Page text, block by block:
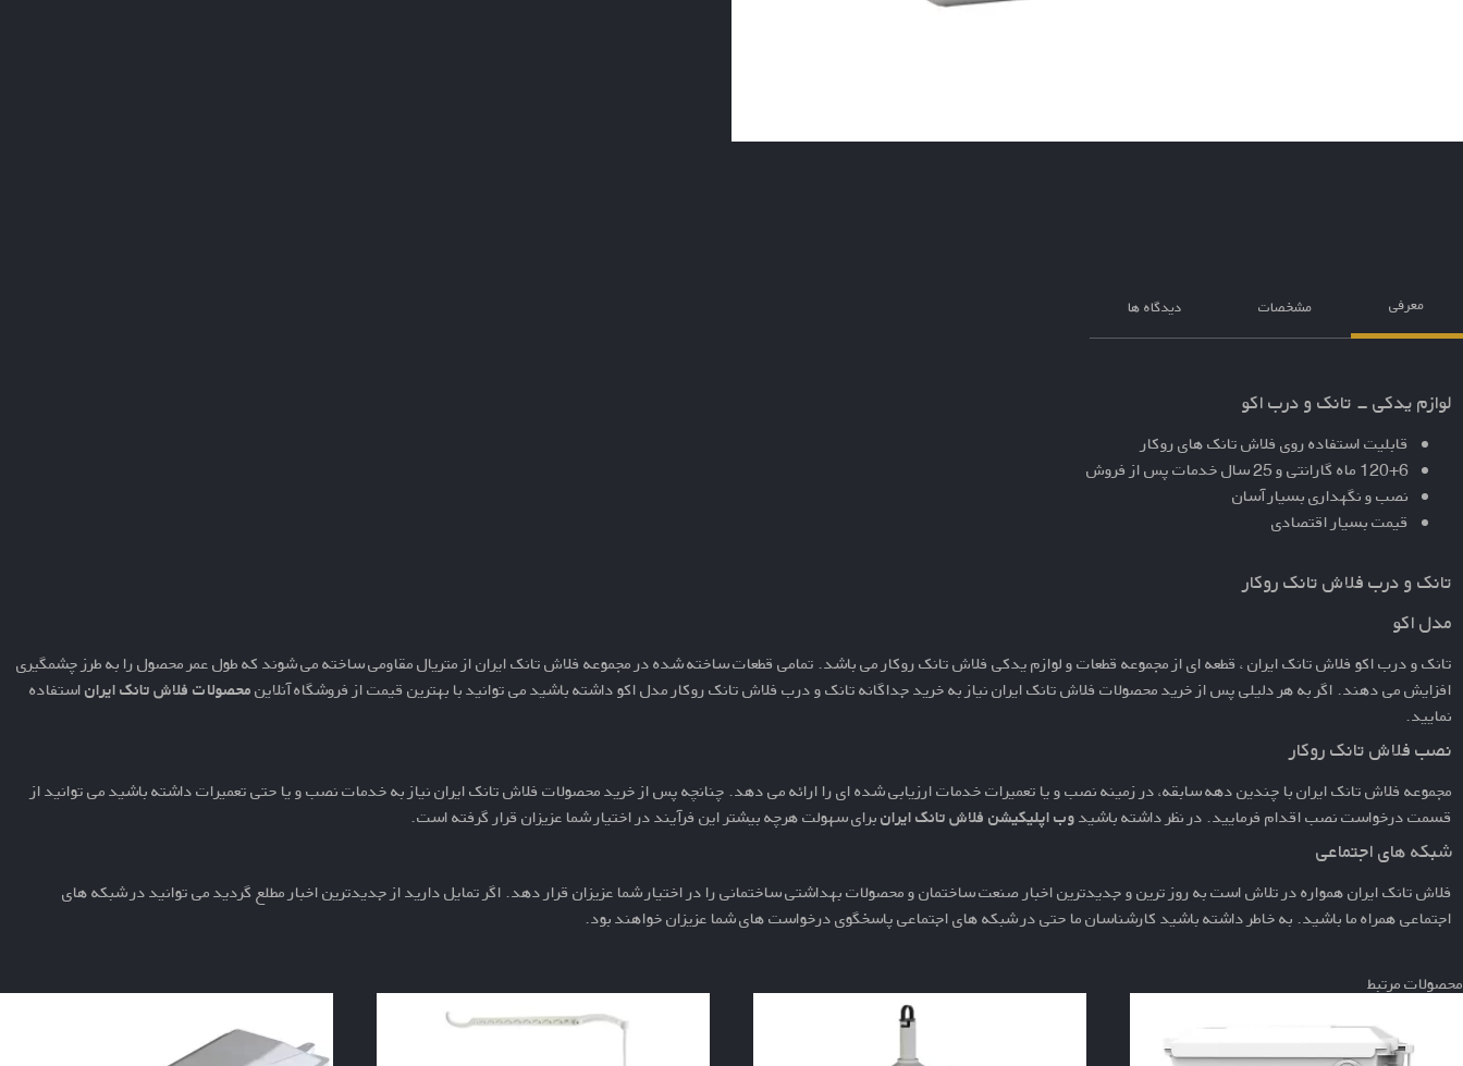
معرفی مشخصات دیدگاه ها
لوازم یدکی - تانک و درب اکو
قابلیت استفاده روی فلاش تانک های روکار
120+6 ماه گارانتی و 25 سال خدمات پس از فروش
نصب و نگهداری بسیار آسان
قیمت بسیار اقتصادی
تانک و درب فلاش تانک روکار
مدل اکو
تانک و درب اکو فلاش تانک ایران ، قطعه ای از مجموعه قطعات ولوازم یدکی فلاش تانک روکار می باشد. تمامی قطعات ساخته شده در مجموعه فلاش تانک ایران از متریال مقاومی ساخته می شوند که طول عمر محصول را به طرز چشمگیری
افزایش می دهند. اگر به هر دلیلی پس از خرید محصولات فلاش تانک ایران نیاز به خرید جداگانهتانک و درب فلاش تانک روکار مدل اکو داشته باشید می توانید با بهترین قیمت از فروشگاه آنلاینمحصولات فلاش تانک ایراناستفاده
نمایید.
نصب فلاش تانک روکار
مجموعه فلاش تانک ایران با چندین دهه سابقه، در زمینه نصب و یا تعمیرات خدمات ارزیابی شده ای را ارائه می دهد. چنانچه پس از خرید محصولات فلاش تانک ایران نیاز به خدمات نصب و یا حتی تعمیرات داشته باشید می توانید از
قسمتدرخواست نصباقدام فرمایید. در نظر داشته باشیدوب اپلیکیشن فلاش تانک ایرانبرای سهولت هرچه بیشتر این فرآیند در اختیار شما عزیزان قرار گرفته است.
شبکه های اجتماعی
فلاش تانک ایران همواره در تلاش است به روز ترین و جدیدترین اخبار صنعت ساختمان و محصولات بهداشتی ساختمانی را در اختیار شما عزیزان قرار دهد. اگر تمایل دارید از جدیدترین اخبار مطلع گردید می توانید در شبکه های
اجتماعی همراه ما باشید. به خاطر داشته باشید کارشناسان ما حتی در شبکه های اجتماعی پاسخگوی درخواست های شما عزیزان خواهند بود.
محصولات مرتبط